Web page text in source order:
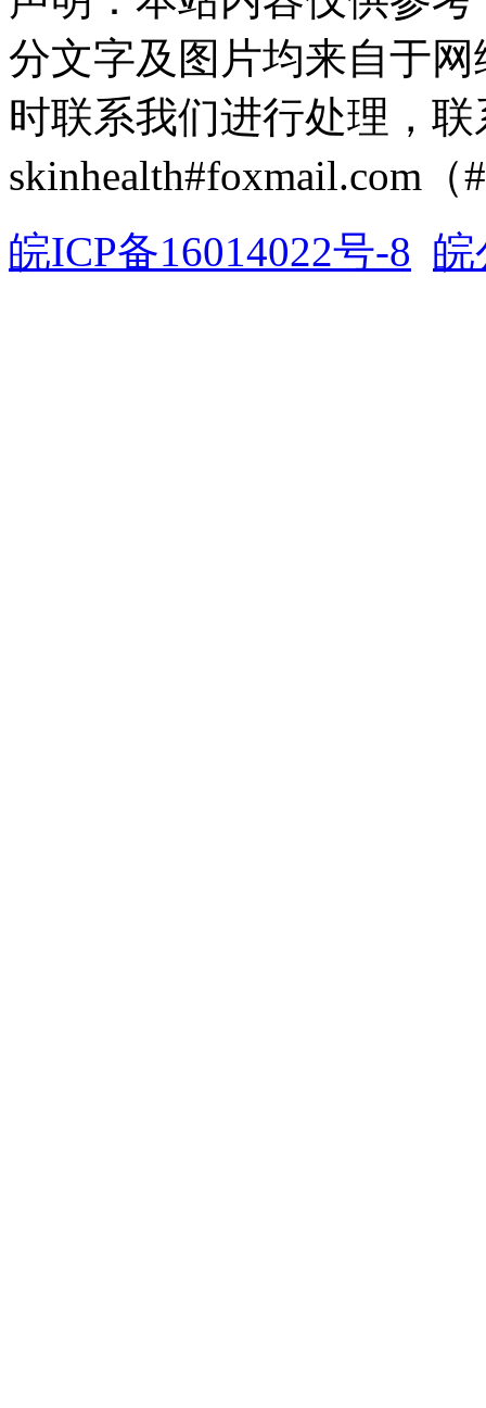
分文字及图片均来自于
时联系我们进行处理，
skinhealth#foxmail.com（
皖ICP备16014022号-8 皖